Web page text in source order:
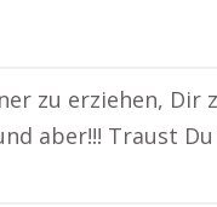
zu erziehen, Dir
aber!!! Traust Du